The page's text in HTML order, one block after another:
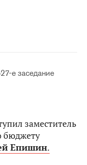
е заседание
заместитель
бюджету
Епишин.